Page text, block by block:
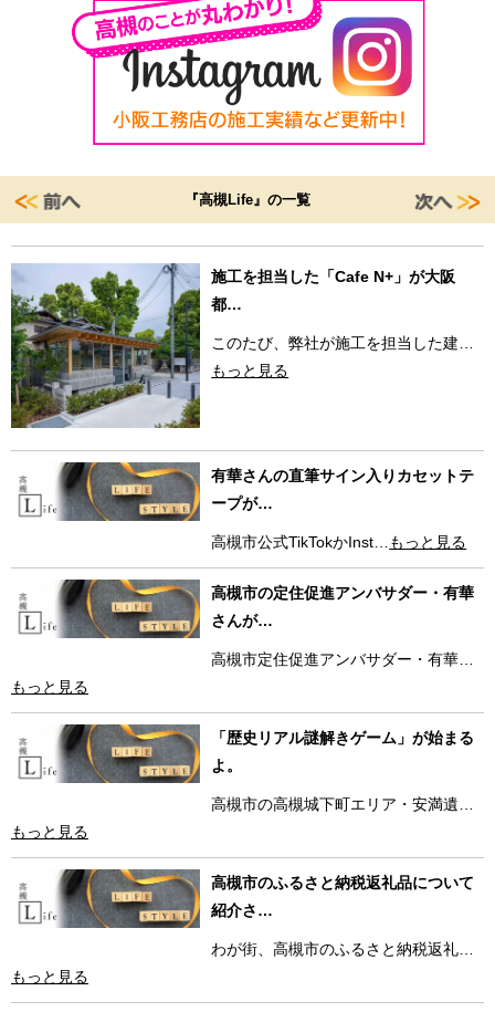
『高槻Life』の一覧
施工を担当した「Cafe N+」が大阪
都…
このたび、弊社が施工を担当した建…
もっと見る
有華さんの直筆サイン入りカセットテ
ープが…
高槻市公式TikTokかInst… もっと見る
高槻市の定住促進アンバサダー・有華
さんが…
高槻市定住促進アンバサダー・有華…
もっと見る
「歴史リアル謎解きゲーム」が始まる
よ。
高槻市の高槻城下町エリア・安満遺…
もっと見る
高槻市のふるさと納税返礼品について
紹介さ…
わが街、高槻市のふるさと納税返礼…
もっと見る